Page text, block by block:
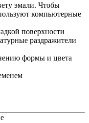
эмали. Чтобы
компьютерные
поверхности
раздражители
формы и цвета